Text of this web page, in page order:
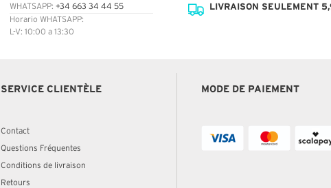
WHATSAPP: +34 663 34 44 55
Horario WHATSAPP:
L-V: 10:00 a 13:30
LIVRAISON SEULEMENT
SERVICE CLIENTÈLE
Contact
Questions Fréquentes
Conditions de livraison
Retours
MODE DE PAIEMENT